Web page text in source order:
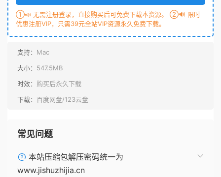
①📣 无需注册登录，直接购买后可免费下载本资源。 ②🔊 限时
优惠注册VIP，只需39元全站VIP资源永久免费下载。
支持： Mac
大小： 547.5MB
时效： 购买后永久下载
下载： 百度网盘/123云盘
常见问题
本站压缩包解压密码统一为
www.jishuzhijia.cn